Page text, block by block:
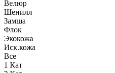
Велюр
Шенилл
Замша
Флок
Экокожа
Иск.кожа
Все
1 Кат